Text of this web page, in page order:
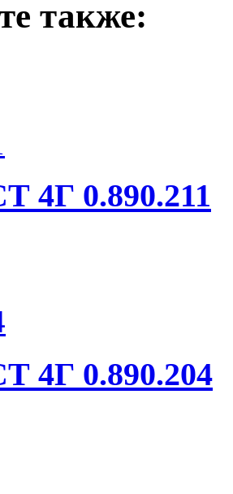
также:
4Г 0.890.211
4Г 0.890.204